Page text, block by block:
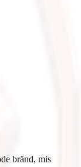
bränd, mis